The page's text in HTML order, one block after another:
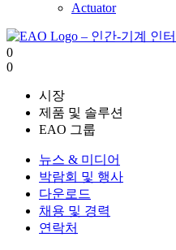
Actuator
0
0
시장
제품 및 솔루션
EAO 그룹
뉴스 & 미디어
박람회 및 행사
다운로드
채용 및 경력
연락처